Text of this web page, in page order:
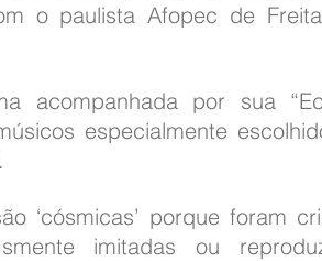
o paulista Afopec de
acompanhada por sua
especialmente
‘cósmicas’ porque foram
imitadas ou